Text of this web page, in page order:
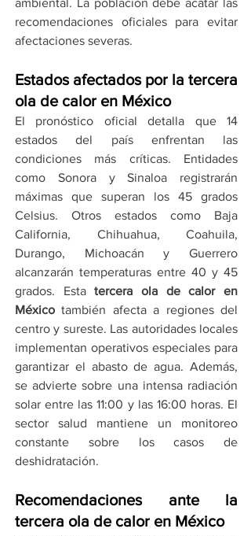
recomendaciones oficiales para evitar
afectaciones severas.
Estados afectados por la tercera
ola de calor en México
El pronóstico oficial detalla que 14
estados del país enfrentan las
condiciones más críticas. Entidades
como Sonora y Sinaloa registrarán
máximas que superan los 45 grados
Celsius. Otros estados como Baja
California, Chihuahua, Coahuila,
Durango, Michoacán y Guerrero
alcanzarán temperaturas entre 40 y 45
grados. Esta tercera ola de calor en
México también afecta a regiones del
centro y sureste. Las autoridades locales
implementan operativos especiales para
garantizar el abasto de agua. Además,
se advierte sobre una intensa radiación
solar entre las 11:00 y las 16:00 horas. El
sector salud mantiene un monitoreo
constante sobre los casos de
deshidratación.
Recomendaciones ante la
tercera ola de calor en México